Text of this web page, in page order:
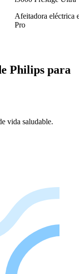
Afeitadora eléctrica
Pro
Philips para
vida saludable.